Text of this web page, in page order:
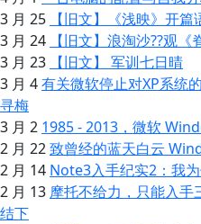
3 月 25
【旧文】《浅映》开篇
3 月 24
【旧文】浪淘沙??观《
3 月 23
【旧文】 军训七日晴
3 月 4有关微软停止对XP系统
寻梅
3 月 2 1985 - 2013，微软
2 月 22致曾经的蓝天白云
2 月 14 Note3入手纪实2：我
2 月 13 摩托不给力，只能入手
结下